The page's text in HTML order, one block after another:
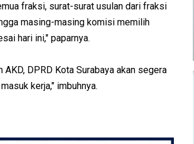
fraksi, surat-surat usulan dari fraksi
masing-masing komisi memilih
hari ini," paparnya.
DPRD Kota Surabaya akan segera
kerja," imbuhnya.